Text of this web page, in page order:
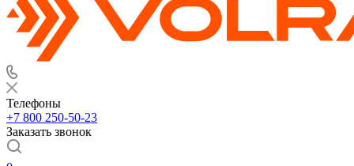
Телефоны
+7 800 250-50-23
Заказать звонок